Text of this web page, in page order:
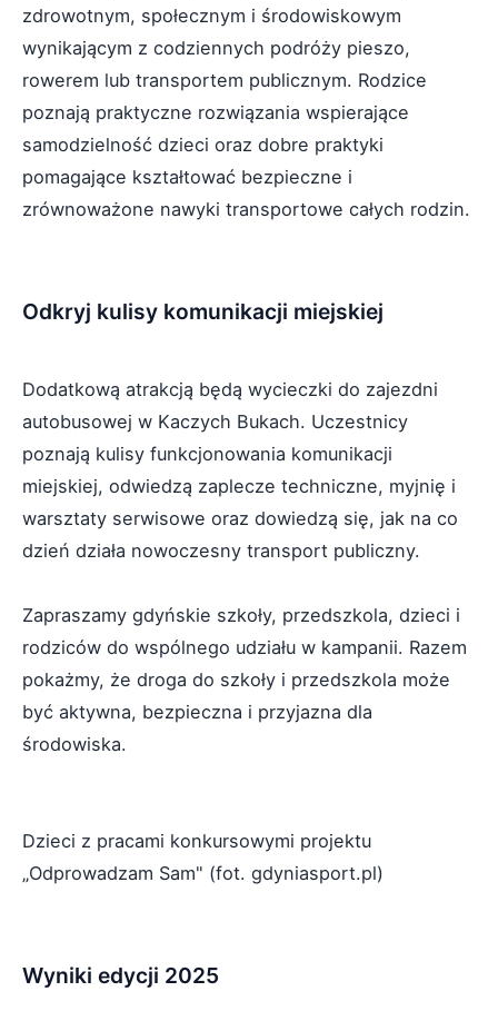
zdrowotnym, społecznym i środowiskowym
wynikającym z codziennych podróży pieszo,
rowerem lub transportem publicznym. Rodzice
poznają praktyczne rozwiązania wspierające
samodzielność dzieci oraz dobre praktyki
pomagające kształtować bezpieczne i
zrównoważone nawyki transportowe całych rodzin.
Odkryj kulisy komunikacji miejskiej
Dodatkową atrakcją będą wycieczki do zajezdni
autobusowej w Kaczych Bukach. Uczestnicy
poznają kulisy funkcjonowania komunikacji
miejskiej, odwiedzą zaplecze techniczne, myjnię i
warsztaty serwisowe oraz dowiedzą się, jak na co
dzień działa nowoczesny transport publiczny.
Zapraszamy gdyńskie szkoły, przedszkola, dzieci i
rodziców do wspólnego udziału w kampanii. Razem
pokażmy, że droga do szkoły i przedszkola może
być aktywna, bezpieczna i przyjazna dla
środowiska.
Dzieci z pracami konkursowymi projektu
„Odprowadzam Sam" (fot. gdyniasport.pl)
Wyniki edycji 2025